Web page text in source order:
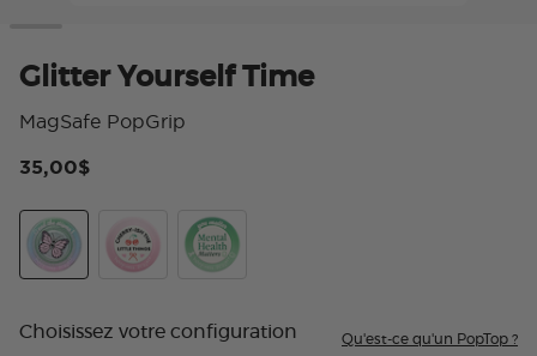
Glitter Yourself Time
MagSafe PopGrip
35,00$
Choisissez votre configuration Qu'est-ce qu'un PopTop ?